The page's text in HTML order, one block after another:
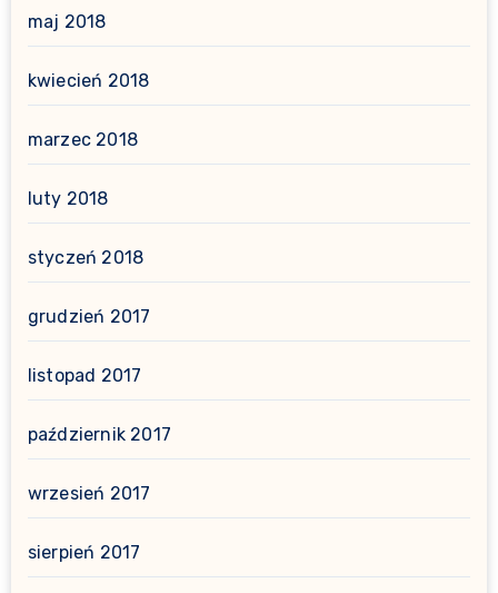
maj 2018
kwiecień 2018
marzec 2018
luty 2018
styczeń 2018
grudzień 2017
listopad 2017
październik 2017
wrzesień 2017
sierpień 2017